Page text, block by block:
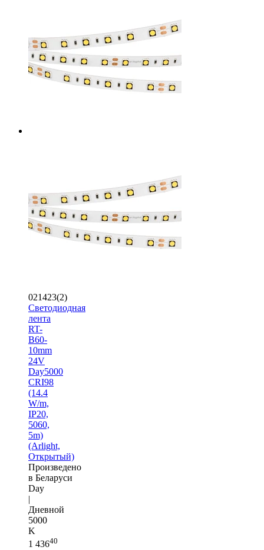
021423(2)
Светодиодная
лента
RT-
B60-
10mm
24V
Day5000
CRI98
(14.4
W/m,
IP20,
5060,
5m)
(Arlight,
Открытый)
Произведено
в Беларуси
Day
|
Дневной
5000
K
1 43640